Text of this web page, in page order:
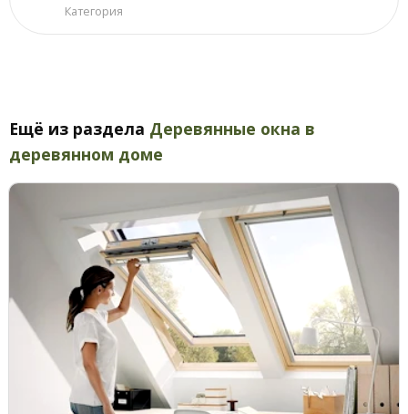
Категория
Ещё из раздела Деревянные окна в
деревянном доме